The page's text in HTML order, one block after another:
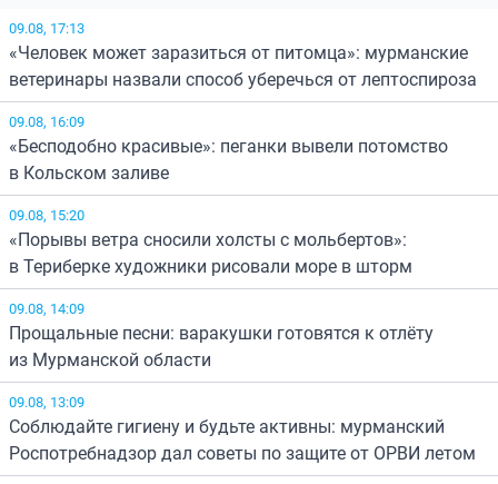
09.08, 17:13
«Человек может заразиться от питомца»: мурманские
ветеринары назвали способ уберечься от лептоспироза
09.08, 16:09
«Бесподобно красивые»: пеганки вывели потомство
в Кольском заливе
09.08, 15:20
«Порывы ветра сносили холсты с мольбертов»:
в Териберке художники рисовали море в шторм
09.08, 14:09
Прощальные песни: варакушки готовятся к отлёту
из Мурманской области
09.08, 13:09
Соблюдайте гигиену и будьте активны: мурманский
Роспотребнадзор дал советы по защите от ОРВИ летом